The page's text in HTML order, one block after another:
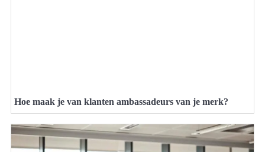
Hoe maak je van klanten ambassadeurs van je merk?